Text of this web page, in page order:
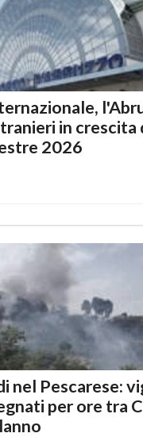
in crescita
2026
nel Pescarese:
per ore tra